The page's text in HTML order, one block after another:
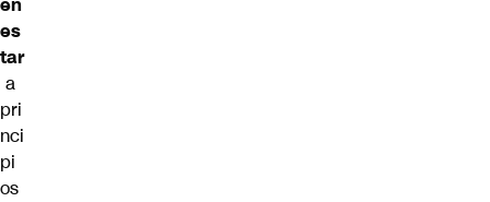
es
tar
a
pri
nci
pi
os